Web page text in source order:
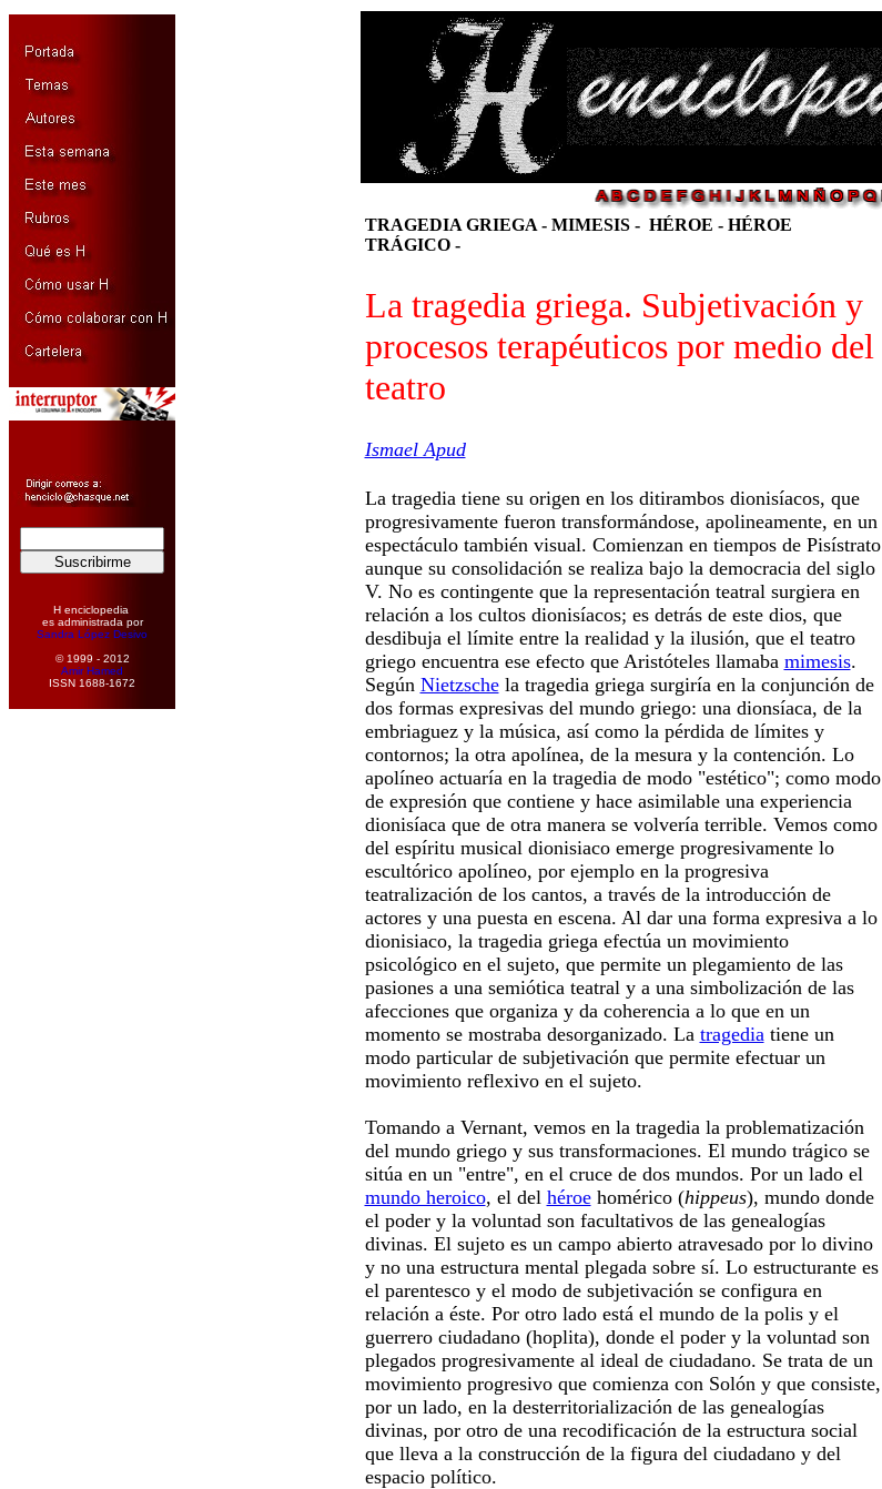
H enciclopedia
es administrada por
Sandra López Desivo
© 1999 - 2012
Amir Hamed
ISSN 1688-1672
TRAGEDIA GRIEGA-MIMESIS - HÉROE - HÉROE
TRÁGICO -
La tragedia griega. Subjetivación y
procesos terapéuticos por medio del
teatro
Ismael Apud
La tragedia tiene su origen en los ditirambos dionisíacos, que
progresivamente fueron transformándose, apolineamente, en un
espectáculo también visual. Comienzan en tiempos de Pisístrato
aunque su consolidación se realiza bajo la democracia del siglo
V. No es contingente que la representación teatral surgiera en
relación a los cultos dionisíacos; es detrás de este dios, que
desdibuja el límite entre la realidad y la ilusión, que el teatro
griego encuentra ese efecto que Aristóteles llamaba mimesis.
Según Nietzschela tragedia griega surgiría en la conjunción de
dos formas expresivas del mundo griego: una dionsíaca, de la
embriaguez y la música, así como la pérdida de límites y
contornos; la otra apolínea, de la mesura y la contención. Lo
apolíneo actuaría en la tragedia de modo "estético"; como modo
de expresión que contiene y hace asimilable una experiencia
dionisíaca que de otra manera se volvería terrible. Vemos como
del espíritu musical dionisiaco emerge progresivamente lo
escultórico apolíneo, por ejemplo en la progresiva
teatralización de los cantos, a través de la introducción de
actores y una puesta en escena. Al dar una forma expresiva a lo
dionisiaco, la tragedia griega efectúa un movimiento
psicológico en el sujeto, que permite un plegamiento de las
pasiones a una semiótica teatral y a una simbolización de las
afecciones que organiza y da coherencia a lo que en un
momento se mostraba desorganizado. La tragediatiene un
modo particular de subjetivación que permite efectuar un
movimiento reflexivo en el sujeto.
Tomando a Vernant, vemos en la tragedia la problematización
del mundo griego y sus transformaciones. El mundo trágico se
sitúa en un "entre", en el cruce de dos mundos. Por un lado el
mundo heroico, el del héroehomérico (hippeus), mundo donde
el poder y la voluntad son facultativos de las genealogías
divinas. El sujeto es un campo abierto atravesado por lo divino
y no una estructura mental plegada sobre sí. Lo estructurante es
el parentesco y el modo de subjetivación se configura en
relación a éste. Por otro lado está el mundo de la polis y el
guerrero ciudadano (hoplita), donde el poder y la voluntad son
plegados progresivamente al ideal de ciudadano. Se trata de un
movimiento progresivo que comienza con Solón y que consiste,
por un lado, en la desterritorialización de las genealogías
divinas, por otro de una recodificación de la estructura social
que lleva a la construcción de la figura del ciudadano y del
espacio político.